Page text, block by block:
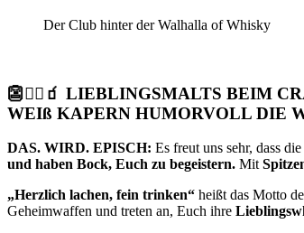
Der Club hinter der Walhalla of Whisky
👺🏴‍☠️🧃 LIEBLINGSMALTS BEIM
WEIß KAPERN HUMORVOLL DIE
DAS. WIRD. EPISCH: Es freut uns sehr, dass
und haben Bock, Euch zu begeistern. Mit
„Herzlich lachen, fein trinken“ heißt das Motto
Geheimwaffen und treten an, Euch ihre